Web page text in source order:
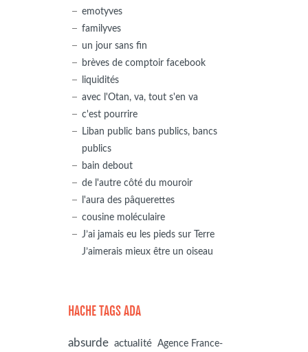
emotyves
familyves
un jour sans fin
brèves de comptoir facebook
liquidités
avec l'Otan, va, tout s'en va
c'est pourrire
Liban public bans publics, bancs
publics
bain debout
de l'autre côté du mouroir
l'aura des pâquerettes
cousine moléculaire
J’ai jamais eu les pieds sur Terre
J’aimerais mieux être un oiseau
HACHE TAGS ADA
absurde actualité Agence France-